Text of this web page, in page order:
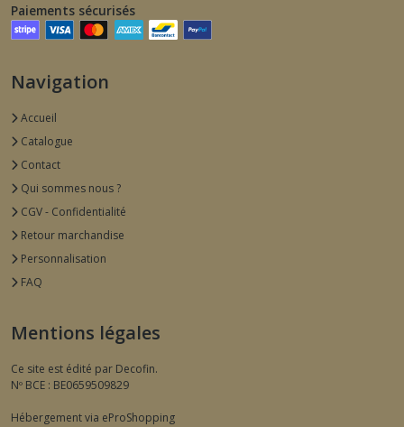
Paiements sécurisés
Navigation
Accueil
Catalogue
Contact
Qui sommes nous ?
CGV - Confidentialité
Retour marchandise
Personnalisation
FAQ
Mentions légales
Ce site est édité par Decofin.
Nº BCE : BE0659509829
Hébergement via eProShopping